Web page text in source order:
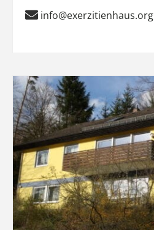
info@exerzitienhaus.org